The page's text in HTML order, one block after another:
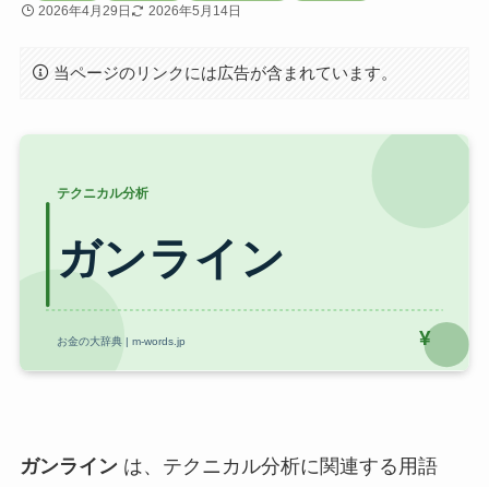
2026年4月29日 2026年5月14日
当ページのリンクには広告が含まれています。
ガンラインは、テクニカル分析に関連する用語